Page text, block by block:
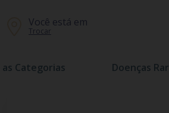
Você está em
Trocar
Categorias Doenças